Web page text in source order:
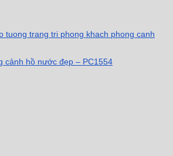
cảnh hồ nước đẹp – PC1554